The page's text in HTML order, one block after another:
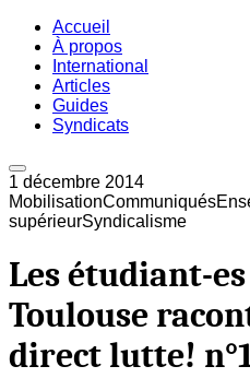
Accueil
À propos
International
Articles
Guides
Syndicats
1 décembre 2014
MobilisationCommuniqués
supérieurSyndicalisme
Les étudiant-
Toulouse
direct lutte!